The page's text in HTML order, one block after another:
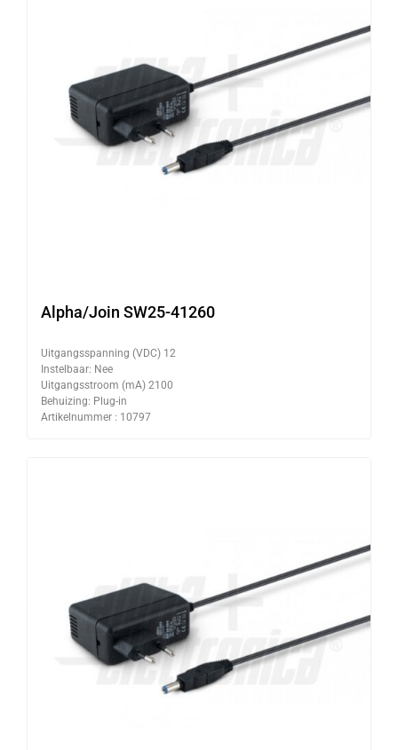
Alpha/Join SW25-41260
Uitgangsspanning (VDC) 12
Instelbaar: Nee
Uitgangsstroom (mA) 2100
Behuizing: Plug-in
Artikelnummer : 10797